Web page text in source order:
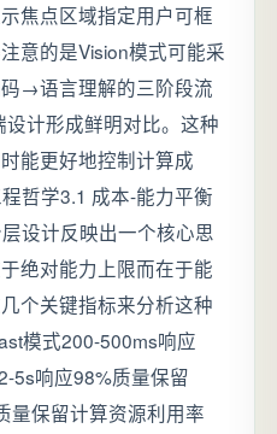
焦点区域指定用户可框
意的是Vision模式可能采
→语言理解的三阶段流
计形成鲜明对比。这种
能更好地控制计算成
哲学3.1 成本-能力平衡
设计反映出一个核心思
绝对能力上限而在于能
个关键指标来分析这种
模式200-500ms响应
5s响应98%质量保留
量保留计算资源利用率